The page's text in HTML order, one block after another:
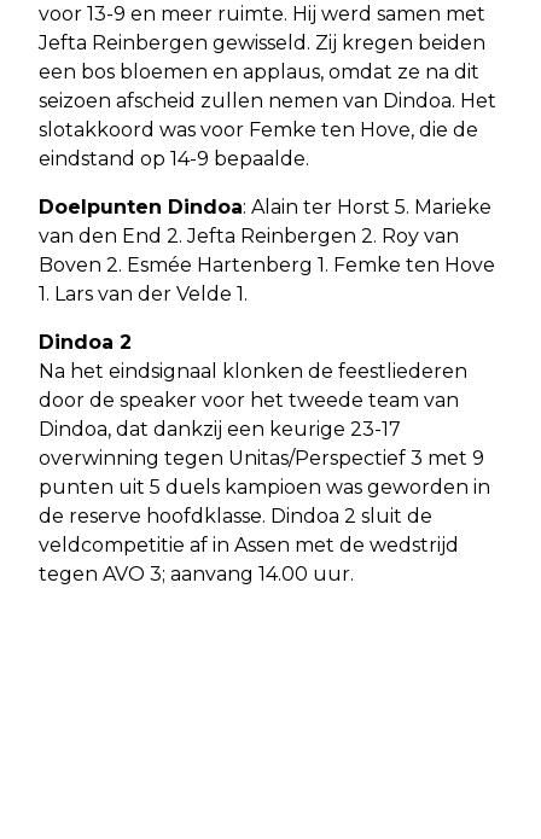
voor 13-9 en meer ruimte. Hij werd samen met
Jefta Reinbergen gewisseld. Zij kregen beiden
een bos bloemen en applaus, omdat ze na dit
seizoen afscheid zullen nemen van Dindoa. Het
slotakkoord was voor Femke ten Hove, die de
eindstand op 14-9 bepaalde.
Doelpunten Dindoa: Alain ter Horst 5. Marieke
van den End 2. Jefta Reinbergen 2. Roy van
Boven 2. Esmée Hartenberg 1. Femke ten Hove
1. Lars van der Velde 1.
Dindoa 2
Na het eindsignaal klonken de feestliederen
door de speaker voor het tweede team van
Dindoa, dat dankzij een keurige 23-17
overwinning tegen Unitas/Perspectief 3 met 9
punten uit 5 duels kampioen was geworden in
de reserve hoofdklasse. Dindoa 2 sluit de
veldcompetitie af in Assen met de wedstrijd
tegen AVO 3; aanvang 14.00 uur.